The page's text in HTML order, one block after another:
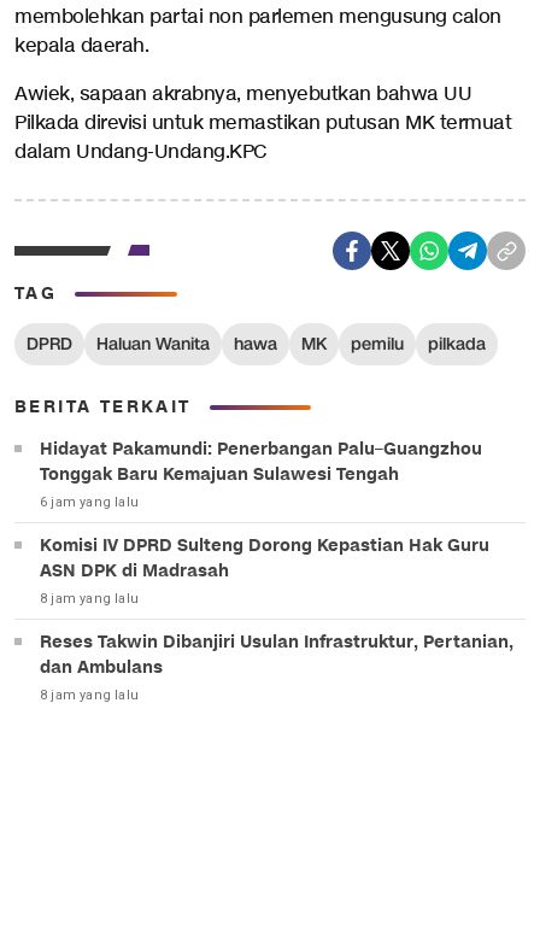
membolehkan partai non parlemen mengusung calon
kepala daerah.
Awiek, sapaan akrabnya, menyebutkan bahwa UU
Pilkada direvisi untuk memastikan putusan MK termuat
dalam Undang-Undang.KPC
TAG
DPRD Haluan Wanita hawa MK pemilu pilkada
BERITA TERKAIT
Hidayat Pakamundi: Penerbangan Palu–Guangzhou
Tonggak Baru Kemajuan Sulawesi Tengah
6 jam yang lalu
Komisi IV DPRD Sulteng Dorong Kepastian Hak Guru
ASN DPK di Madrasah
8 jam yang lalu
Reses Takwin Dibanjiri Usulan Infrastruktur, Pertanian,
dan Ambulans
8 jam yang lalu